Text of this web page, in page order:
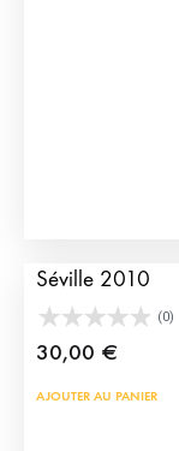
Séville 2010
(0)
30,00 €
AJOUTER AU PANIER